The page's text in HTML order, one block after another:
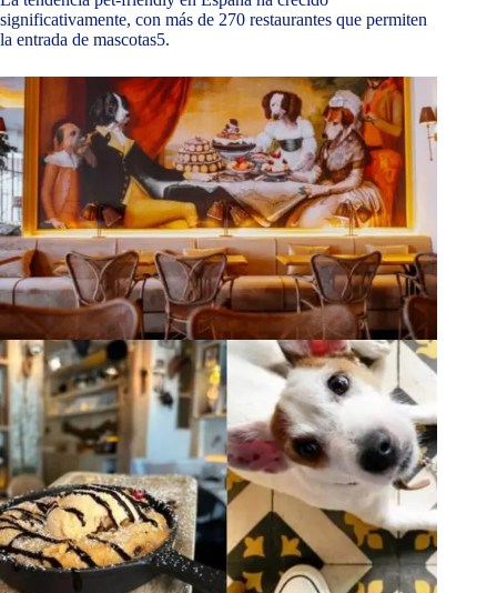
significativamente, con más de 270 restaurantes que permiten
la entrada de mascotas5.